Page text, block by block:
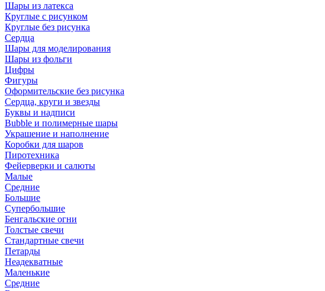
Шары из латекса
Круглые с рисунком
Круглые без рисунка
Сердца
Шары для моделирования
Шары из фольги
Цифры
Фигуры
Оформительские без рисунка
Сердца, круги и звезды
Буквы и надписи
Bubble и полимерные шары
Украшение и наполнение
Коробки для шаров
Пиротехника
Фейерверки и салюты
Малые
Средние
Большие
Супербольшие
Бенгальские огни
Толстые свечи
Стандартные свечи
Петарды
Неадекватные
Маленькие
Средние